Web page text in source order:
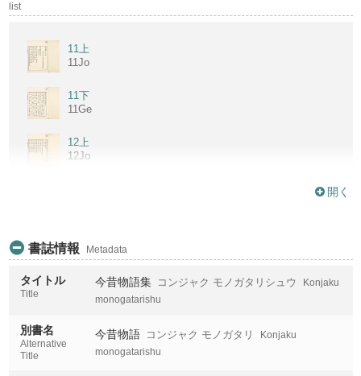
list
11上
11Jo
11下
11Ge
12上
12Jo
22
開く
書誌情報 Metadata
タイトル
Title
今昔物語集 コンジャク モノガタリシュウ
Konjaku
monogatarishu
別書名
Alternative
Title
今昔物語 コンジャク モノガタリ
Konjaku
monogatarishu